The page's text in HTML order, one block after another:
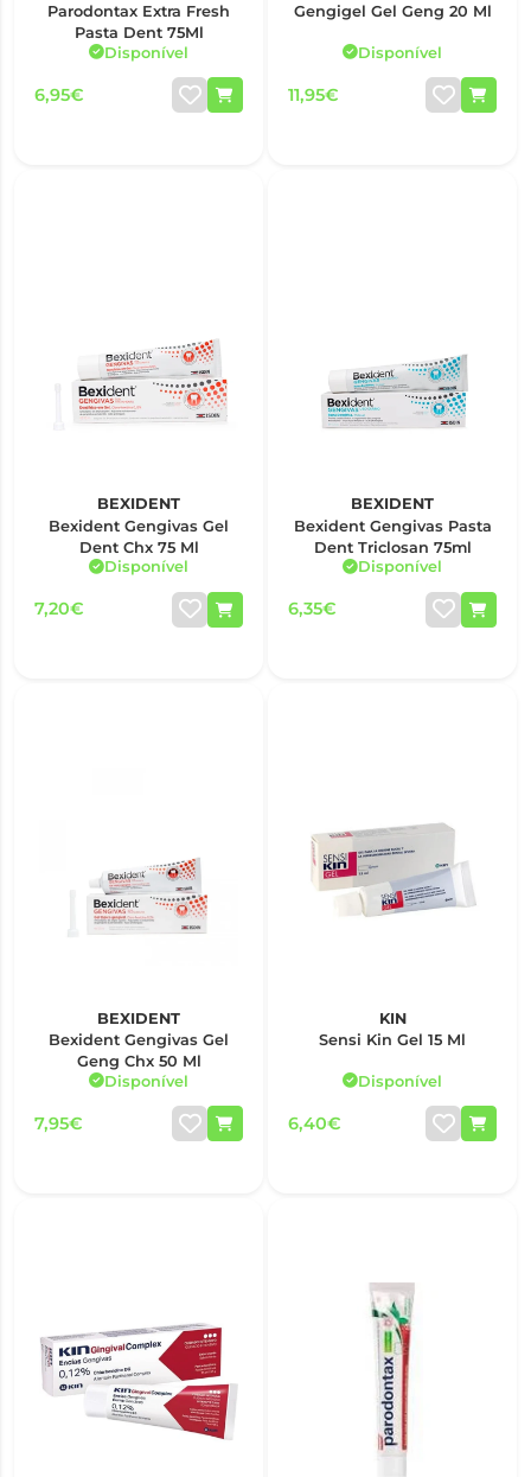
Parodontax Extra Fresh
Pasta Dent 75Ml
Disponível
6,95€
Gengigel Gel Geng 20 Ml
Disponível
11,95€
BEXIDENT
Bexident Gengivas Gel
Dent Chx 75 Ml
Disponível
7,20€
BEXIDENT
Bexident Gengivas Pasta
Dent Triclosan 75ml
Disponível
6,35€
BEXIDENT
Bexident Gengivas Gel
Geng Chx 50 Ml
Disponível
7,95€
KIN
Sensi Kin Gel 15 Ml
Disponível
6,40€